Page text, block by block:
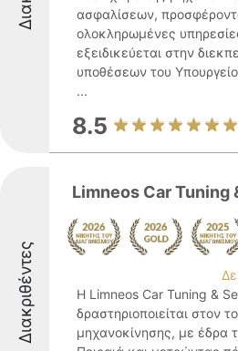
ασφαλίσεων,
ολοκληρωμένες
εξειδικεύεται στην
υποθέσεων του
...
8.5
Διακριθέντες
Limneos Car Tuning
Η Limneos Car Tuning &
δραστηριοποιείται στον
μηχανοκίνησης, με έδρα